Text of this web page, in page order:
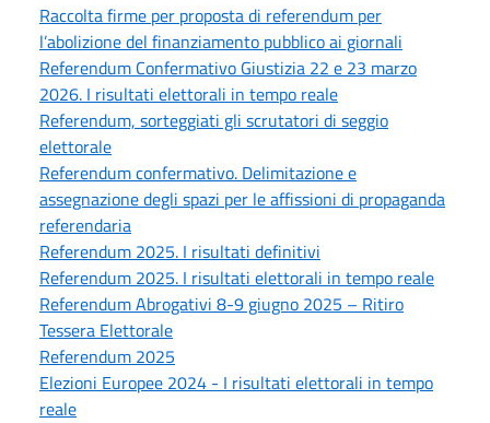
Raccolta firme per proposta di referendum per
l’abolizione del finanziamento pubblico ai giornali
Referendum Confermativo Giustizia 22 e 23 marzo
2026. I risultati elettorali in tempo reale
Referendum, sorteggiati gli scrutatori di seggio
elettorale
Referendum confermativo. Delimitazione e
assegnazione degli spazi per le affissioni di propaganda
referendaria
Referendum 2025. I risultati definitivi
Referendum 2025. I risultati elettorali in tempo reale
Referendum Abrogativi 8-9 giugno 2025 – Ritiro
Tessera Elettorale
Referendum 2025
Elezioni Europee 2024 - I risultati elettorali in tempo
reale